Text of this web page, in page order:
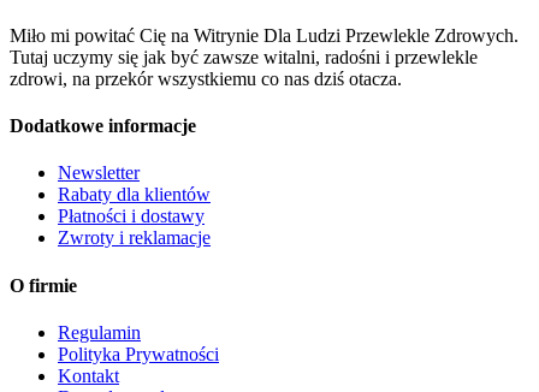
Miło mi powitać Cię na Witrynie Dla Ludzi Przewlekle Zdrowych.
Tutaj uczymy się jak być zawsze witalni, radośni i przewlekle
zdrowi, na przekór wszystkiemu co nas dziś otacza.
Dodatkowe informacje
Newsletter
Rabaty dla klientów
Płatności i dostawy
Zwroty i reklamacje
O firmie
Regulamin
Polityka Prywatności
Kontakt